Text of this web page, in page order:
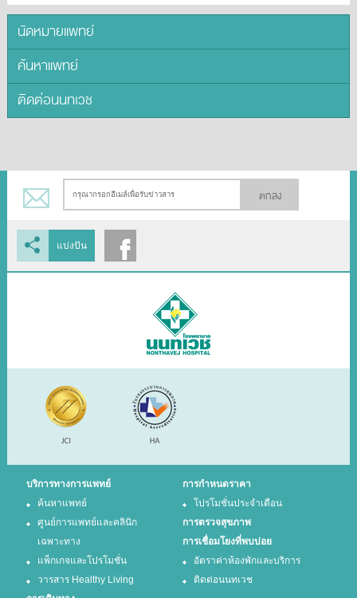
นัดหมายแพทย์
ค้นหาแพทย์
ติดต่อนนทเวช
ตกลง
แบ่งปัน
บริการทางการแพทย์
ค้นหาแพทย์
ศูนย์การแพทย์และคลินิก
เฉพาะทาง
แพ็กเกจและโปรโมชั่น
วารสาร Healthy Living
การกำหนดราคา
โปรโมชั่นประจำเดือน
การตรวจสุขภาพ
การเชื่อมโยงที่พบบ่อย
อัตราค่าห้องพักและบริการ
ติดต่อนนทเวช